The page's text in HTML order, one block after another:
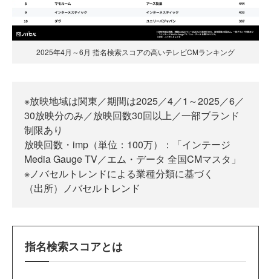
2025年4月～6月 指名検索スコアの高いテレビCMランキング
※放映地域は関東／期間は2025／4／1～2025／6／
30放映分のみ／放映回数30回以上／一部ブランド
制限あり
放映回数・imp（単位：100万）：「インテージ
Media Gauge TV／エム・データ 全国CMマスタ」
※ノバセルトレンドによる業種分類に基づく
（出所）ノバセルトレンド
指名検索スコアとは